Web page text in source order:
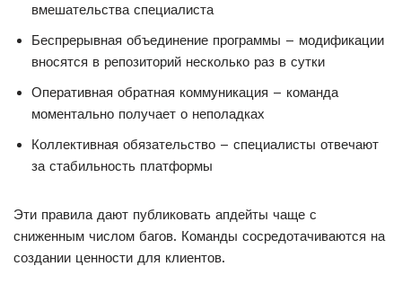
вмешательства специалиста
Беспрерывная объединение программы – модификации
вносятся в репозиторий несколько раз в сутки
Оперативная обратная коммуникация – команда
моментально получает о неполадках
Коллективная обязательство – специалисты отвечают
за стабильность платформы
Эти правила дают публиковать апдейты чаще с
сниженным числом багов. Команды сосредотачиваются на
создании ценности для клиентов.